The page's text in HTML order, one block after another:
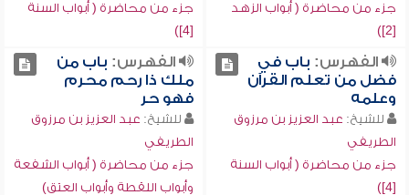
جزء من محاضرة ( أبواب الزهد
[2])
جزء من محاضرة ( أبواب السنة
[4])
الفهرس: باب في
فضل من تعلم القرآن
وعلمه
للشيخ: عبد العزيز بن مرزوق
الطريفي
جزء من محاضرة ( أبواب السنة
[4])
الفهرس: باب من
ملك ذا رحم محرم
فهو حر
للشيخ: عبد العزيز بن مرزوق
الطريفي
جزء من محاضرة ( أبواب الشفعة
وأبواب اللقطة وأبواب العتق)